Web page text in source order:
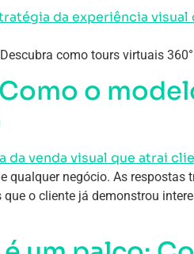
como tours virtuais
o
negócio. As
o cliente já demonstrou